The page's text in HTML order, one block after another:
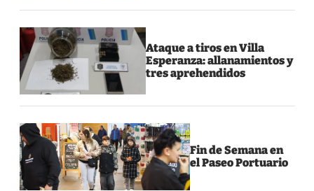
Ataque a tiros en Villa
Esperanza: allanamientos y
tres aprehendidos
Fin de Semana en
el Paseo Portuario